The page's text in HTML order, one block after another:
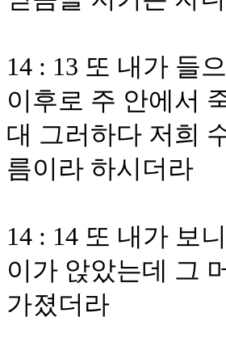
14 : 13 또 내가 들
이후로 주 안에서
대 그러하다 저희
름이라 하시더라
14 : 14 또 내가 보
이가 앉았는데 그
가졌더라